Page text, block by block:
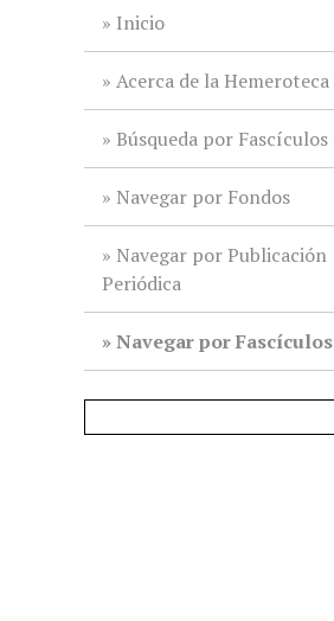
Inicio
Acerca de la Hemeroteca
Búsqueda por Fascículos
Navegar por Fondos
Navegar por Publicación
Periódica
Navegar por Fascículos